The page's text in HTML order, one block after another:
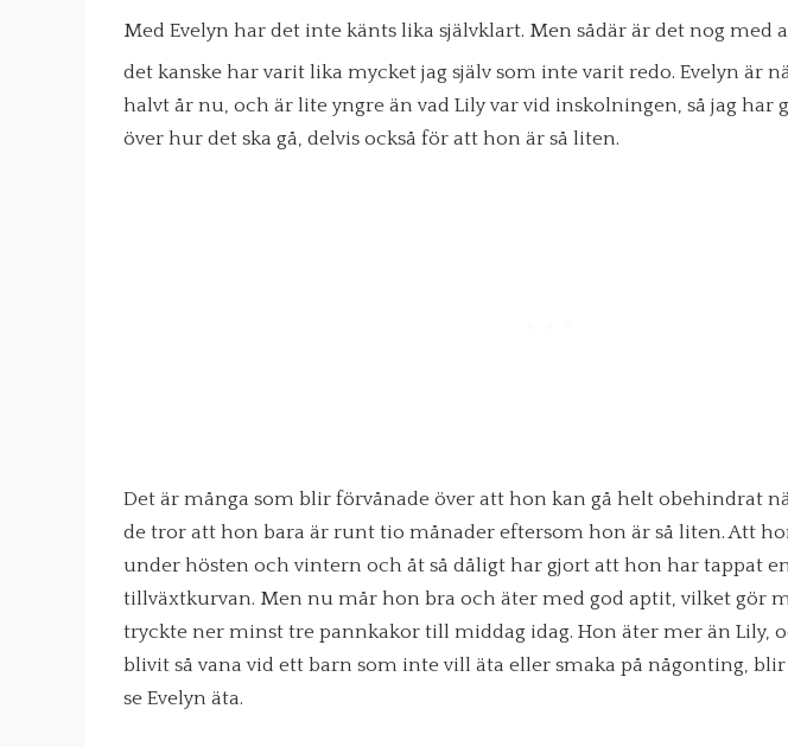
Med Evelyn har det inte känts lika självklart. Men sådär är det nog med
det kanske har varit lika mycket jag själv som inte varit redo. Evelyn är
halvt år nu, och är lite yngre än vad Lily var vid inskolningen, så jag har
över hur det ska gå, delvis också för att hon är så liten.
Det är många som blir förvånade över att hon kan gå helt obehindrat
de tror att hon bara är runt tio månader eftersom hon är så liten. Att
under hösten och vintern och åt så dåligt har gjort att hon har tappat
tillväxtkurvan. Men nu mår hon bra och äter med god aptit, vilket gör
tryckte ner minst tre pannkakor till middag idag. Hon äter mer än Lily,
blivit så vana vid ett barn som inte vill äta eller smaka på någonting,
se Evelyn äta.